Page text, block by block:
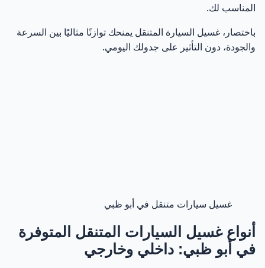
المناسب لك.
باختصار، غسيل السيارة المتنقل يمنحك توازنًا مثاليًا بين السرعة
والجودة، دون التأثير على جدولك اليومي.
غسيل سيارات متنقل في أبو ظبي
أنواع غسيل السيارات المتنقل المتوفرة
في أبو ظبي: داخلي وخارجي